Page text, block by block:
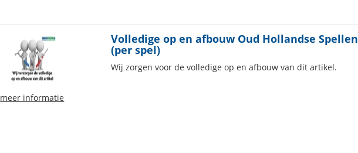
meer informatie
Volledige op en afbouw Oud Hollandse Spellen
(per spel)
Wij zorgen voor de volledige op en afbouw van dit artikel.